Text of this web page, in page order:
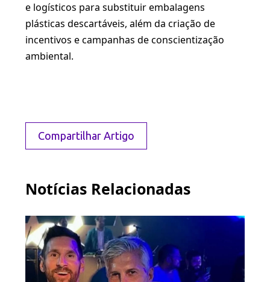
e logísticos para substituir embalagens
plásticas descartáveis, além da criação de
incentivos e campanhas de conscientização
ambiental.
Compartilhar Artigo
Notícias Relacionadas